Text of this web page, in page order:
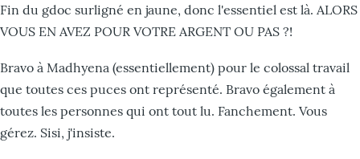
Fin du gdoc surligné en jaune, donc l'essentiel est là. ALORS
VOUS EN AVEZ POUR VOTRE ARGENT OU PAS ?!
Bravo à Madhyena (essentiellement) pour le colossal travail
que toutes ces puces ont représenté. Bravo également à
toutes les personnes qui ont tout lu. Fanchement. Vous
gérez. Sisi, j'insiste.